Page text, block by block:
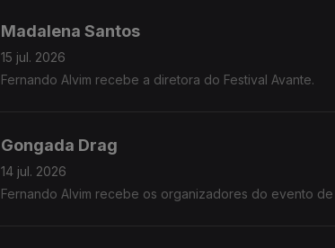
Madalena Santos
15 jul. 2026
Fernando Alvim recebe a diretora do Festival Avante.
Gongada Drag
14 jul. 2026
Fernando Alvim recebe os organizadores do evento